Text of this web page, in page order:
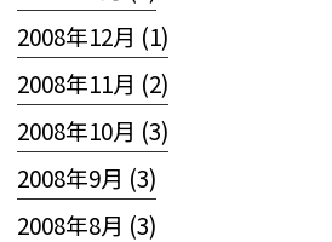
2008年12月 (1)
2008年11月 (2)
2008年10月 (3)
2008年9月 (3)
2008年8月 (3)